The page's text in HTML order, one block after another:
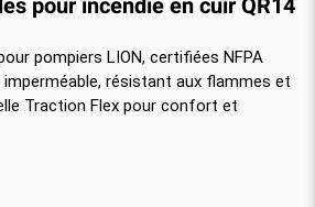
pompiers LION, certifiées NFPA
imperméable, résistant aux flammes et
Traction Flex pour confort et